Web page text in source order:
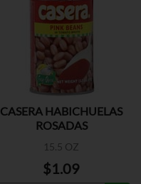
CASERA HABICHUELAS
ROSADAS
15.5 OZ
$1.09